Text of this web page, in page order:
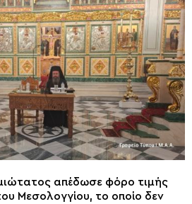
απέδωσε φόρο τιμής
Μεσολογγίου, το οποίο δεν